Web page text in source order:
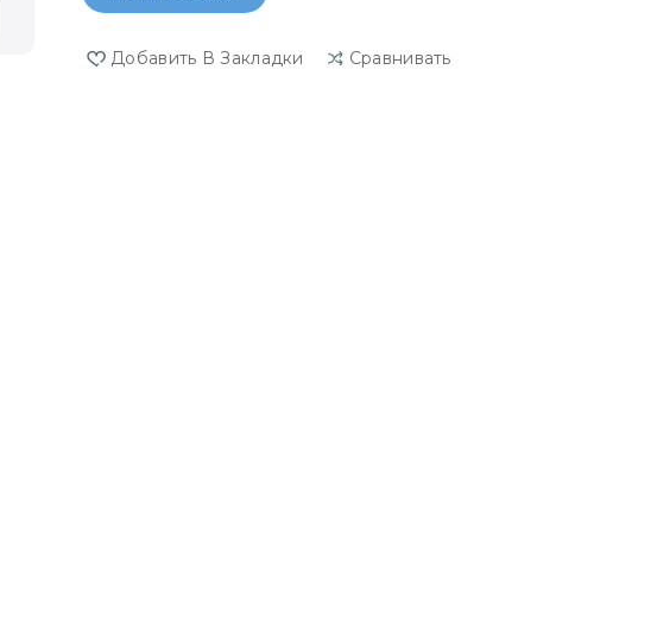
Добавить В Закладки Сравнивать